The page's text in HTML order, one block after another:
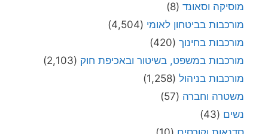
מוסיקה וסאונד (8)
מורכבות בביטחון לאומי (4,504)
מורכבות בחינוך (420)
מורכבות במשפט, בשיטור ובאכיפת חוק (2,103)
מורכבות בניהול (1,258)
משטרה וחברה (57)
נשים (43)